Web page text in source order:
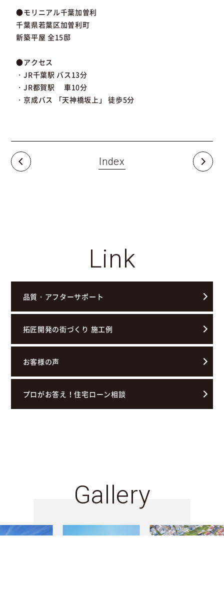
●モリニアル千葉加曽利
千葉県若葉区加曽利町
新築平屋 全15邸
●アクセス
・JR千葉駅 バス13分
・JR都賀駅 車10分
・京成バス 「天神橋坂上」 徒歩5分
Index
Link
品質・アフターサポート
拓匠開発の街づくり 施工例
お客様の声
プロがお答え！住宅ローン相談
Gallery